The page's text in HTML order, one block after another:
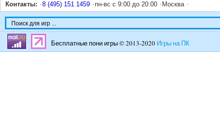
Контакты:
8 (495) 151 1459 пн-вс с 9:00 до 20:00 Москва
Бесплатные пони игры © 2013-2020 Игры на ПК